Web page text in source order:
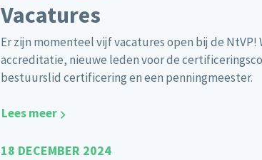
Vacatures
Er zijn momenteel vijf vacatures open bij de
accreditatie, nieuwe leden voor de
bestuurslid certificering en een penningmeester.
Lees meer
18 DECEMBER 2024